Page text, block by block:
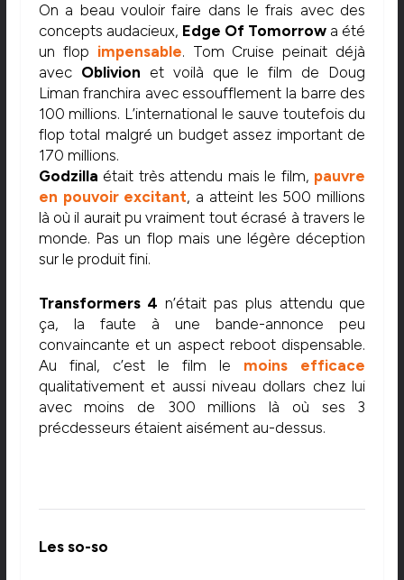
On a beau vouloir faire dans le frais avec des
concepts audacieux, Edge Of Tomorrow a été
un flop impensable. Tom Cruise peinait déjà
avec Oblivion et voilà que le film de Doug
Liman franchira avec essoufflement la barre des
100 millions. L’international le sauve toutefois du
flop total malgré un budget assez important de
170 millions.
Godzilla était très attendu mais le film, pauvre
en pouvoir excitant, a atteint les 500 millions
là où il aurait pu vraiment tout écrasé à travers le
monde. Pas un flop mais une légère déception
sur le produit fini.
Transformers 4 n’était pas plus attendu que
ça, la faute à une bande-annonce peu
convaincante et un aspect reboot dispensable.
Au final, c’est le film le moins efficace
qualitativement et aussi niveau dollars chez lui
avec moins de 300 millions là où ses 3
précdesseurs étaient aisément au-dessus.
Les so-so